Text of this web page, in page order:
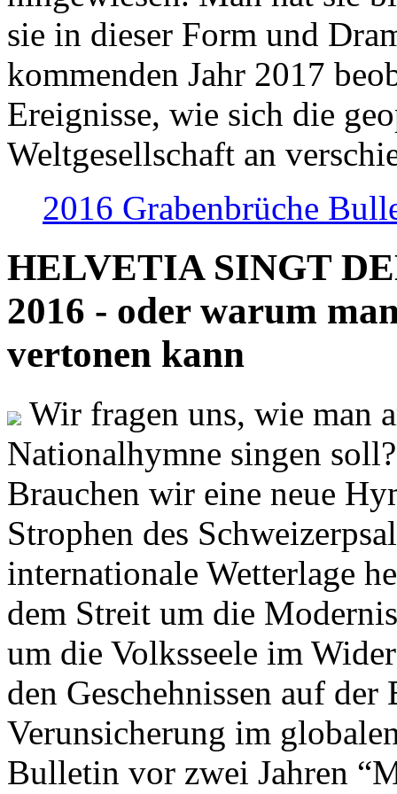
sie in dieser Form und
kommenden Jahr 2017
Ereignisse, wie sich die
Weltgesellschaft an
2016 Grabenbrüche
HELVETIA SINGT
2016 - oder warum
vertonen kann
Wir fragen uns, wie man
Nationalhymne singen
Brauchen wir eine neue
Strophen des
internationale Wetterlage
dem Streit um die
um die Volksseele im
den Geschehnissen auf
Verunsicherung im
Bulletin vor zwei Jahren